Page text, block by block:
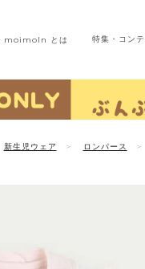
moimoln とは 特集・ コン
新生児ウェア ロンパース